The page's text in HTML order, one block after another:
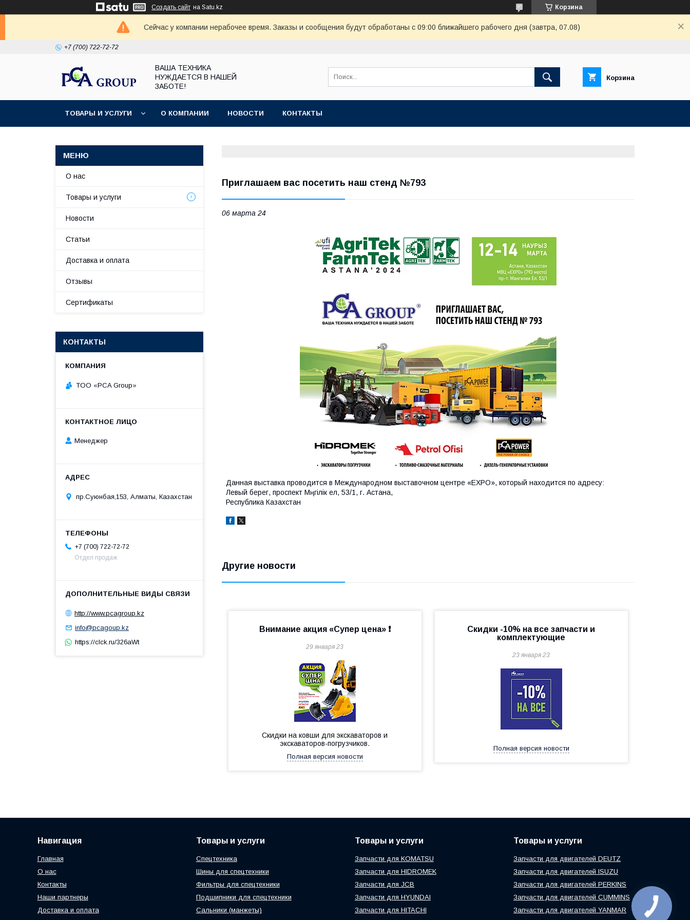
Создать сайт на Satu.kz Корзина
Сейчас у компании нерабочее время. Заказы и сообщения будут обработаны с 09:00 ближайшего рабочего дня (завтра, 07.08)
+7 (700) 722-72-72
ВАША ТЕХНИКА
НУЖДАЕТСЯ В НАШЕЙ
ЗАБОТЕ!
Корзина
ТОВАРЫ И УСЛУГИ О КОМПАНИИ НОВОСТИ КОНТАКТЫ
Приглашаем вас посетить наш стенд №793
06 марта 24
Данная выставка проводится в Международном выставочном центре «EXPO», который находится по адресу:
Левый берег, проспект Мәңгілік ел, 53/1, г. Астана,
Республика Казахстан
Другие новости
Внимание акция «Супер цена» ❗
29 января 23
Скидки на ковши для экскаваторов и
экскаваторов-погрузчиков.
Полная версия новости
Скидки -10% на все запчасти и
комплектующие
23 января 23
Полная версия новости
О нас
Товары и услуги
Новости
Статьи
Доставка и оплата
Отзывы
Сертификаты
КОНТАКТЫ
TOO «PCA Group»
Менеджер
пр.Суюнбая,153, Алматы, Казахстан
+7 (700) 722-72-72
Отдел продаж
http://www.pcagroup.kz
info@pcagoup.kz
https://clck.ru/326aWt
Навигация
Главная
О нас
Контакты
Наши партнеры
Доставка и оплата
Товары и услуги
Спецтехника
Шины для спецтехники
Фильтры для спецтехники
Подшипники для спецтехники
Сальники (манжеты)
Товары и услуги
Запчасти для KOMATSU
Запчасти для HIDROMEK
Запчасти для JCB
Запчасти для HYUNDAI
Запчасти для HITACHI
Товары и услуги
Запчасти для двигателей DEUTZ
Запчасти для двигателей ISUZU
Запчасти для двигателей PERKINS
Запчасти для двигателей CUMMINS
Запчасти для двигателей YANMAR